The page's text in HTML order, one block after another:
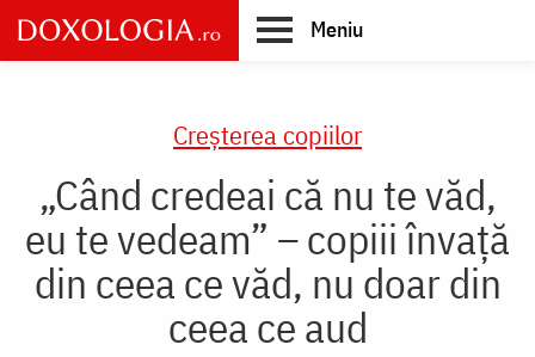
Skip
to
main
Meniu
Creşterea copiilor
„Când credeai că nu te văd,
eu te vedeam” – copiii învață
din ceea ce văd, nu doar din
ceea ce aud